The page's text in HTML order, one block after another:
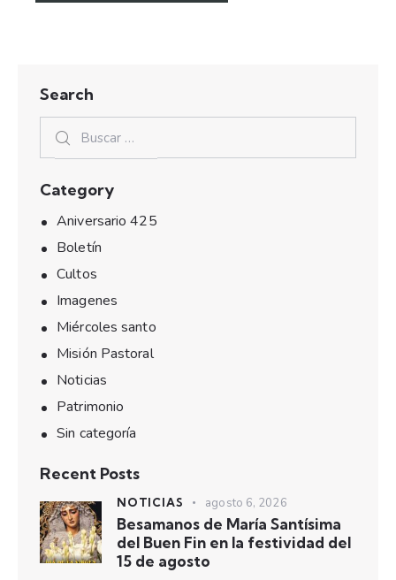
Search
Category
Aniversario 425
Boletín
Cultos
Imagenes
Miércoles santo
Misión Pastoral
Noticias
Patrimonio
Sin categoría
Recent Posts
NOTICIAS agosto 6, 2026
Besamanos de María Santísima
del Buen Fin en la festividad del
15 de agosto